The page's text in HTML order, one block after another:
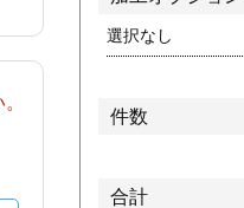
選択なし
件数
合計